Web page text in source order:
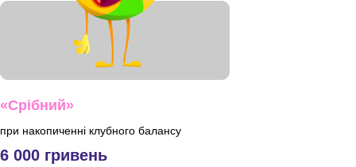
«Срібний»
при накопиченні клубного балансу
6 000 гривень